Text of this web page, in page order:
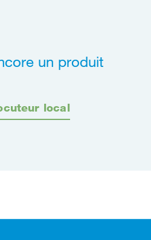
un produit
local